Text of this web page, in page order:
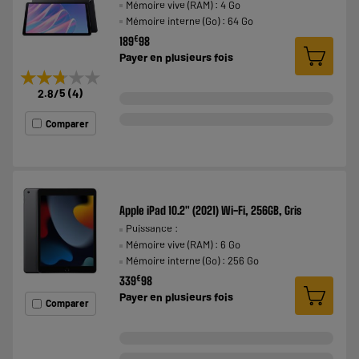
★★★★★
★★★★★
2.8/5 (4)
Comparer
Mémoire vive (RAM) : 4 Go
Mémoire interne (Go) : 64 Go
189€98
Payer en plusieurs fois
Comparer
Apple iPad 10.2" (2021) Wi-Fi, 256GB, Gris
Puissance :
Mémoire vive (RAM) : 6 Go
Mémoire interne (Go) : 256 Go
339€98
Payer en plusieurs fois